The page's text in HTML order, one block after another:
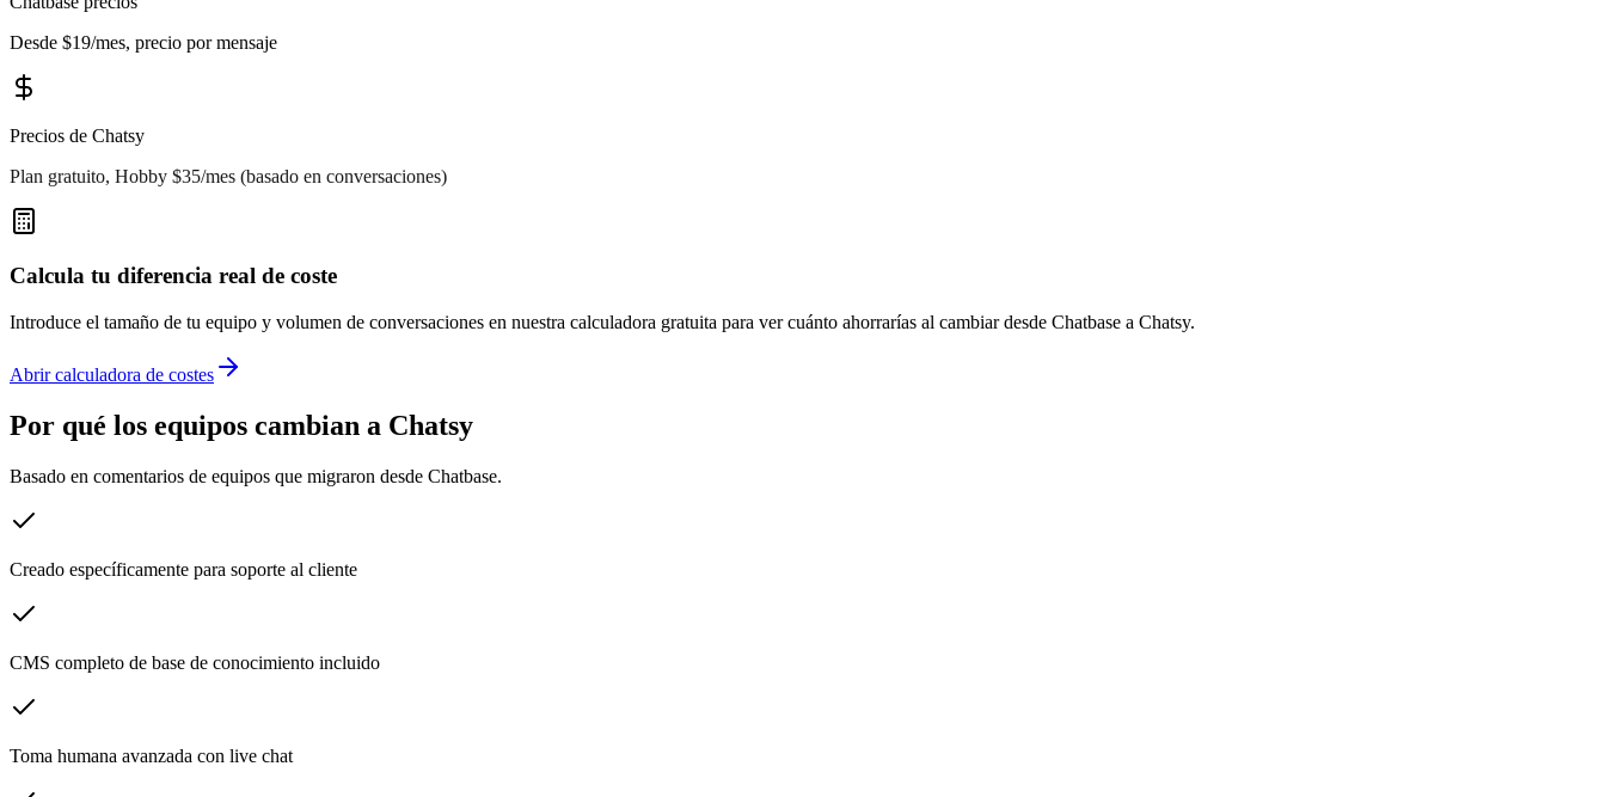
Desde $19/mes, precio por mensaje
Precios de Chatsy
Plan gratuito, Hobby $35/mes (basado en conversaciones)
Calcula tu diferencia real de coste
Introduce el tamaño de tu equipo y volumen de conversaciones en nuestra calculadora gratuita para ver cuánto ahorrarías al cambiar desde Chatbase a Chatsy.
Abrir calculadora de costes
Por qué los equipos cambian a Chatsy
Basado en comentarios de equipos que migraron desde Chatbase.
Creado específicamente para soporte al cliente
CMS completo de base de conocimiento incluido
Toma humana avanzada con live chat